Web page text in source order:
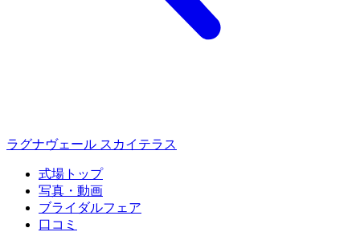
ラグナヴェール スカイテラス
式場トップ
写真・動画
ブライダルフェア
口コミ